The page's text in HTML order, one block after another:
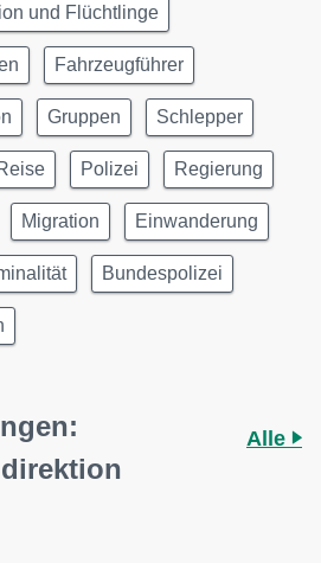
und Flüchtlinge
Fahrzeugführer
Gruppen Schlepper
Polizei Regierung
Migration Einwanderung
Bundespolizei
Alle